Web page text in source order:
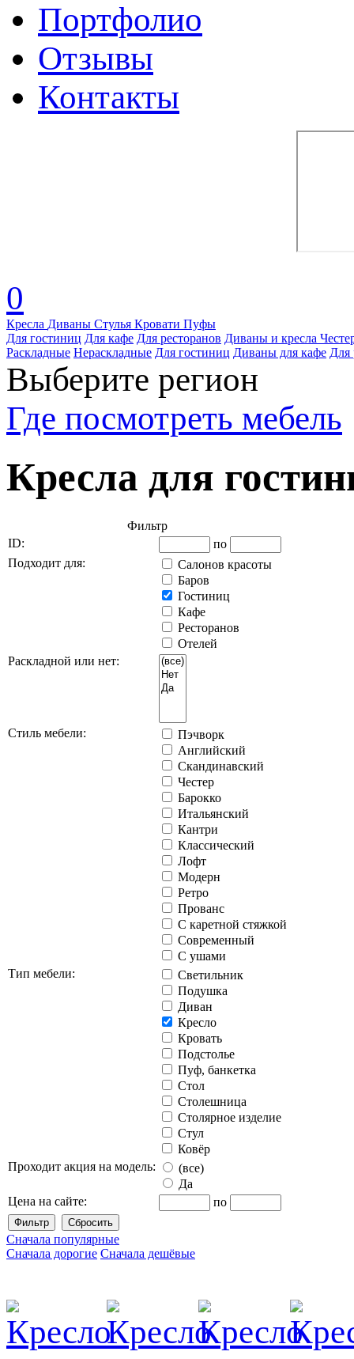
Портфолио
Отзывы
Контакты
0
Кресла Диваны Стулья Кровати Пуфы
Для гостиниц Для кафе Для ресторанов Диваны и кресла
Раскладные Нераскладные Для гостиниц Диваны для кафе Для
Выберите регион
Где посмотреть мебель
Кресла для
Фильтр
ID:
по
Подходит для:
Салонов красоты
Баров
Гостиниц
Кафе
Ресторанов
Отелей
Раскладной или нет:
Стиль мебели:
Пэчворк
Английский
Скандинавский
Честер
Барокко
Итальянский
Кантри
Классический
Лофт
Модерн
Ретро
Прованс
С каретной стяжкой
Современный
С ушами
Тип мебели:
Светильник
Подушка
Диван
Кресло
Кровать
Подстолье
Пуф, банкетка
Стол
Столешница
Столярное изделие
Стул
Ковёр
Проходит акция на модель:
(все)
Да
Цена на сайте:
по
Сначала популярные
Сначала дорогие Сначала дешёвые